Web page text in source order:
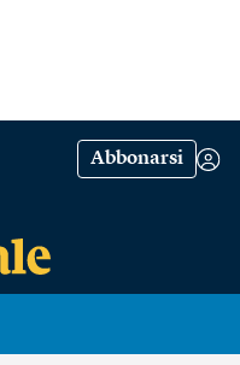
Abbonarsi